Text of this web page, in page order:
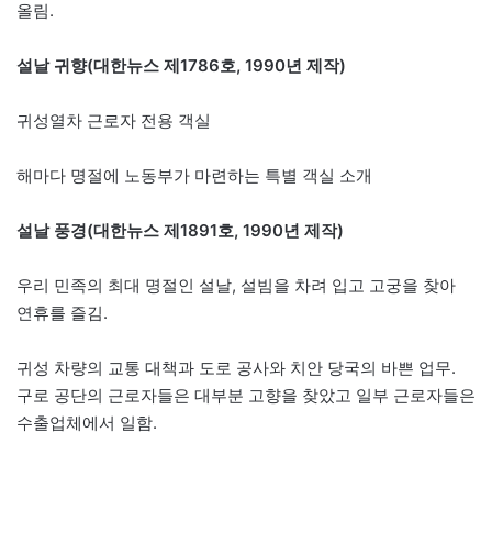
올림.
설날 귀향(대한뉴스 제1786호, 1990년 제작)
귀성열차 근로자 전용 객실
해마다 명절에 노동부가 마련하는 특별 객실 소개
설날 풍경(대한뉴스 제1891호, 1990년 제작)
우리 민족의 최대 명절인 설날, 설빔을 차려 입고 고궁을 찾아
연휴를 즐김.
귀성 차량의 교통 대책과 도로 공사와 치안 당국의 바쁜 업무.
구로 공단의 근로자들은 대부분 고향을 찾았고 일부 근로자들은
수출업체에서 일함.